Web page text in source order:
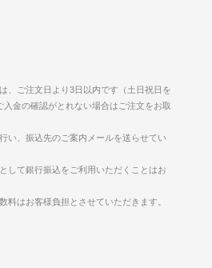
、ご注文日より3日以内です（土日祝日を
金の確認がとれない場合はご注文をお取
い、振込先のご案内メールを送らせてい
して銀行振込をご利用いただくことはお
料はお客様負担とさせていただきます。